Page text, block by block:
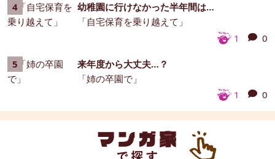
幼稚園に行けなかった半年間は…
「自宅保育を乗り越えて」
1
0
来年度から大丈夫…？
「姉の卒園で」
1
0